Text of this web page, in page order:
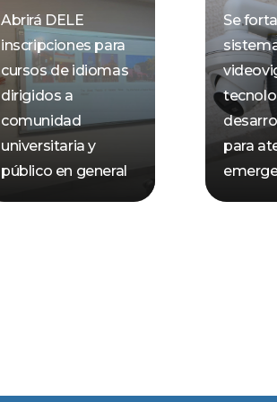
Abrirá DELE
inscripciones para
cursos de idiomas
dirigidos a
comunidad
universitaria y
público en general
Se
para